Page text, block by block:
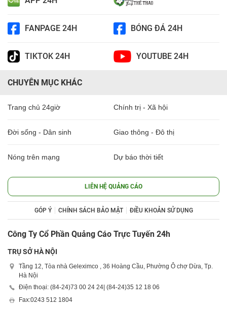
FANPAGE 24H BÓNG ĐÁ 24H
TIKTOK 24H YOUTUBE 24H
CHUYÊN MỤC KHÁC
Trang chủ 24giờ Chính trị - Xã hội
Đời sống - Dân sinh Giao thông - Đô thị
Nóng trên mạng Dự báo thời tiết
LIÊN HỆ QUẢNG CÁO
GÓP Ý CHÍNH SÁCH BẢO MẬT ĐIỀU KHOẢN SỬ DỤNG
Công Ty Cổ Phần Quảng Cáo Trực Tuyến 24h
TRỤ SỞ HÀ NỘI
Tầng 12, Tòa nhà Geleximco , 36 Hoàng Cầu, Phường Ô chợ Dừa, Tp.
Hà Nội
Điện thoại: (84-24)73 00 24 24| (84-24)35 12 18 06
Fax:0243 512 1804